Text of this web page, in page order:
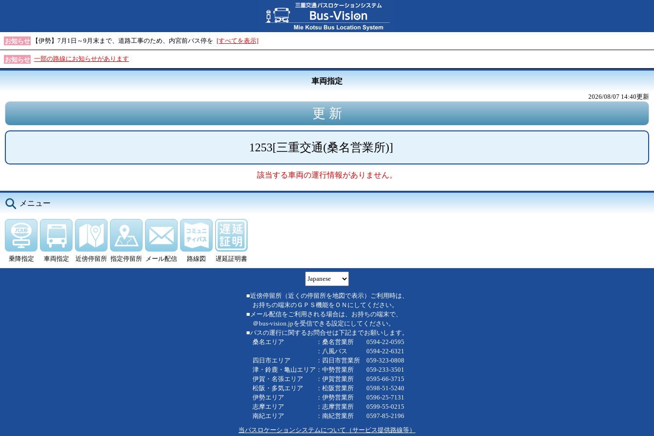
お知らせ 【伊勢】7月1日～9月末まで、道路工事のため、内宮前バス停を [すべてを表示]
お知らせ 一部の路線にお知らせがあります
車両指定
2026/08/07 14:40更新
1253[三重交通(桑名営業所)]
該当する車両の運行情報がありません。
メニュー
乗降指定 車両指定 近傍停留所 指定停留所 メール配信 路線図 遅延証明書
■近傍停留所（近くの停留所を地図で表示）ご利用時は、
お持ちの端末のＧＰＳ機能をＯＮにしてください。
■メール配信をご利用される場合は、お持ちの端末で、
＠bus-vision.jpを受信できる設定にしてください。
■バスの運行に関するお問合せは下記までお願いします。
桑名エリア ：桑名営業所 0594-22-0595
：八風バス 0594-22-6321
四日市エリア ：四日市営業所 059-323-0808
津・鈴鹿・亀山エリア：中勢営業所 059-233-3501
伊賀・名張エリア ：伊賀営業所 0595-66-3715
松阪・多気エリア ：松阪営業所 0598-51-5240
伊勢エリア ：伊勢営業所 0596-25-7131
志摩エリア ：志摩営業所 0599-55-0215
南紀エリア ：南紀営業所 0597-85-2196
当バスロケーションシステムについて（サービス提供路線等）